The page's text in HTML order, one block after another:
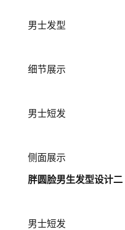
男士发型
细节展示
男士短发
侧面展示
胖圆脸男生发型设计二
男士短发